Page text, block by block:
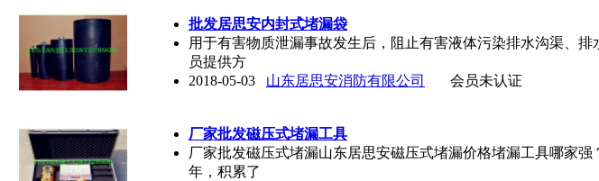
批发居思安内封式堵漏袋
用于有害物质泄漏事故发生后，阻止有害液体污染排水沟渠、
员提供方
2018-05-03
山东居思安消防有限公司 会员未认证
厂家批发磁压式堵漏工具
厂家批发磁压式堵漏山东居思安磁压式堵漏价格堵漏工具哪家
年，积累了